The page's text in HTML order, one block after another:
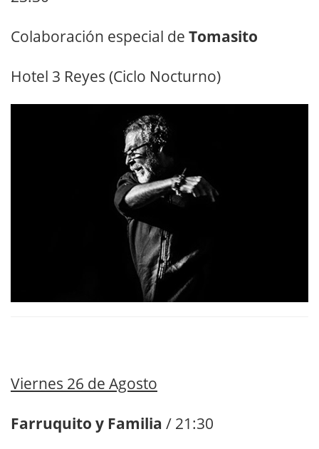
Colaboración especial de Tomasito
Hotel 3 Reyes (Ciclo Nocturno)
Viernes 26 de Agosto
Farruquito y Familia / 21:30